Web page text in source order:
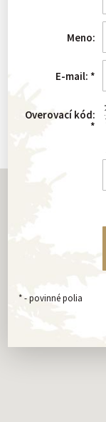
Meno:
E-mail: *
Overovací kód:
*
*- povinné polia